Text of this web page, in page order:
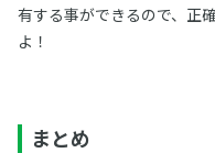
有する事ができるので、正
よ！
まとめ